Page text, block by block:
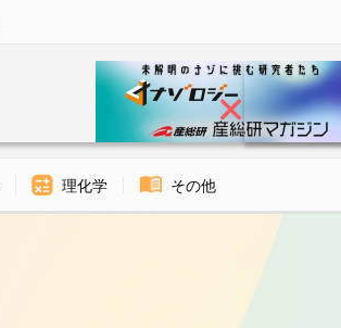
理化学 その他